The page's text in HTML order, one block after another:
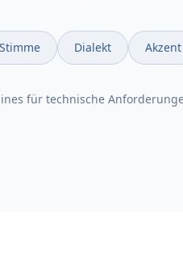
Stimme Dialekt Akzent
für technische